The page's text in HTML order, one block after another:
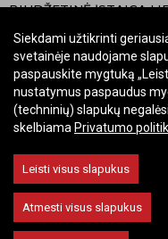
BIUDŽETINĖ ĮSTAIGA
VALSTYBINĖ
Įmonės kodas: Juridinių
Adresas: Rūdninkų g. 13,
Telefonas: +370 699 13972
El. paštas: komisija@vkpk.lt
Siekdami užtikrinti
svetainėje naudojame
paspauskite mygtuką
nustatymus paspaudus
(techninių) slapukų
skelbiama Privatumo
Leisti visus slapukus
Atmesti visus slapukus